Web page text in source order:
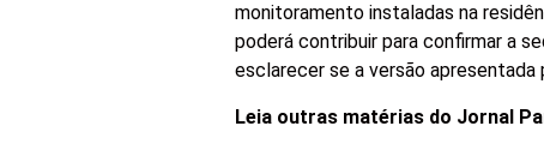
monitoramento instaladas na
poderá contribuir para confirmar a
esclarecer se a versão
Leia outras matérias do Jornal